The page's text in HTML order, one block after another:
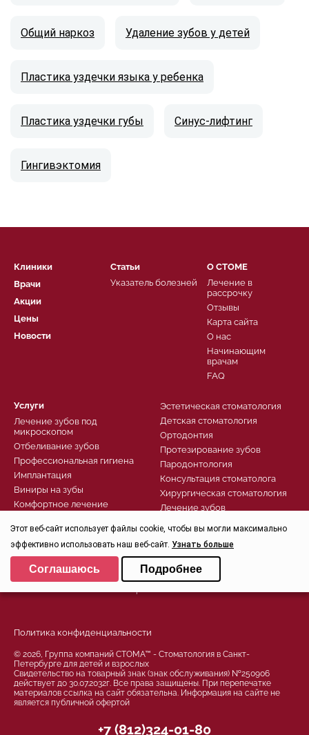
Общий наркоз Удаление зубов у детей
Пластика уздечки языка у ребенка
Пластика уздечки губы Синус-лифтинг
Гингивэктомия
Клиники
Врачи
Акции
Цены
Новости
Услуги
Лечение зубов под
микроскопом
Отбеливание зубов
Профессиональная гигиена
Имплантация
Виниры на зубы
Комфортное лечение
Эстетическая стоматология
Детская стоматология
Ортодонтия
Протезирование зубов
Пародонтология
Консультация стоматолога
Хирургическая стоматология
Лечение зубов
О СТОМЕ
Лечение в
рассрочку
Отзывы
Карта сайта
О нас
Начинающим
врачам
FAQ
Статьи
Указатель болезней
Записаться
Заказать звонок
Задать вопрос
Политика конфиденциальности
© 2026, Группа компаний СТОМА™ - Стоматология в Санкт-
Петербурге для детей и взрослых
Свидетельство на товарный знак (знак обслуживания) №250906
действует до 30.07.2032г. Все права защищены. При перепечатке
материалов ссылка на сайт обязательна. Информация на сайте не
является публичной офертой
+7 (812)324-01-80
Этот веб-сайт использует файлы cookie, чтобы вы могли максимально
эффективно использовать наш веб-сайт. Узнать больше
Выберите настройки cookie
Минимальные
Соглашаюсь Подробнее